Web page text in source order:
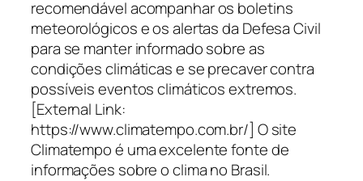
recomendável acompanhar os boletins
meteorológicos e os alertas da Defesa Civil
para se manter informado sobre as
condições climáticas e se precaver contra
possíveis eventos climáticos extremos.
[External Link:
https://www.climatempo.com.br/] O site
Climatempo é uma excelente fonte de
informações sobre o clima no Brasil.